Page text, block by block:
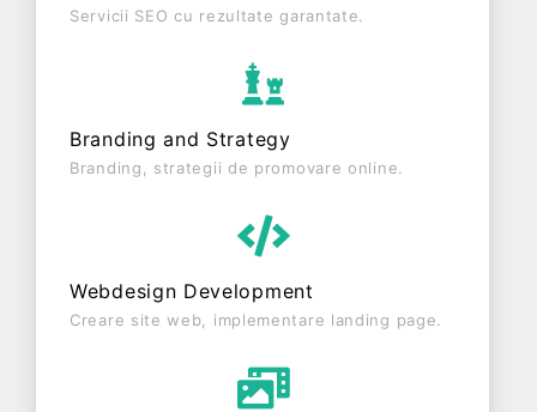
Servicii SEO cu rezultate garantate.
Branding and Strategy
Branding, strategii de promovare online.
Webdesign Development
Creare site web, implementare landing page.